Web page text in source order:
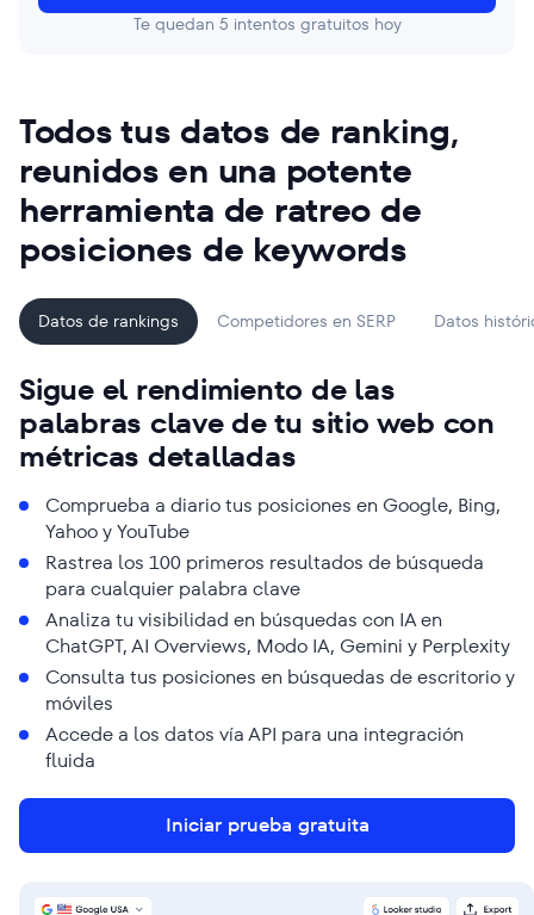
Te quedan 5 intentos gratuitos hoy
Todos tus datos de ranking,
reunidos en una potente
herramienta de ratreo de
posiciones de keywords
Datos de rankings Competidores en SERP Datos
Sigue el rendimiento de las
palabras clave de tu sitio web con
métricas detalladas
Comprueba a diario tus posiciones en Google, Bing,
Yahoo y YouTube
Rastrea los 100 primeros resultados de búsqueda
para cualquier palabra clave
Analiza tu visibilidad en búsquedas con IA en
ChatGPT, AI Overviews, Modo IA, Gemini y Perplexity
Consulta tus posiciones en búsquedas de escritorio y
móviles
Accede a los datos vía API para una integración
fluida
Iniciar prueba gratuita